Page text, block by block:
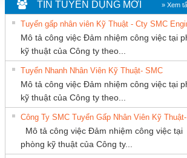
An Toàn
Contact
– PSR-
SCP-
FSP/2X1/1X2
Bộ giám sát chuỗi
tấm pin
TRANSCLINIC 16I+
1K5 L (2433950000)
Bộ
Ty TNHH
Bị Điện Nam
Thịnh
CÔNG TY TNHH
MEKONG MARINE
SUPPLY
TIN TUYỂN DỤNG MỚI » Xem
Mô tả công việc Đảm nhiệm công việc tại
kỹ thuật của Công ty theo...
Tuyển Nhanh Nhân Viên Kỹ Thuật- SMC
Mô tả công việc Đảm nhiệm công việc tại
kỹ thuật của Công ty theo...
Mô tả công việc Đảm nhiệm công việc tại
phòng kỹ thuật của Công ty...